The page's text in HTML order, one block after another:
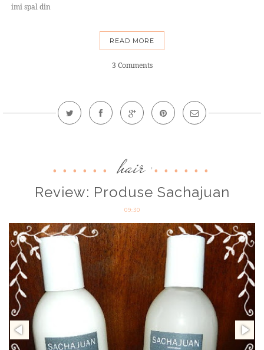
imi spal din
READ MORE
3 Comments
hair ,
Review: Produse Sachajuan
09:30